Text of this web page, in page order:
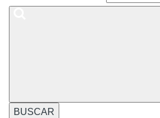
BUSCAR